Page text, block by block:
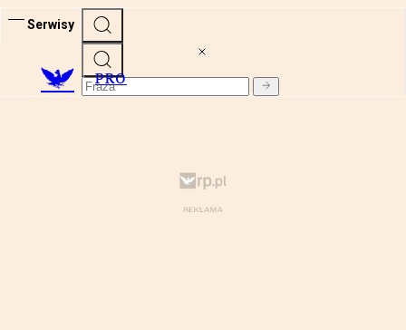
Serwisy
PRO